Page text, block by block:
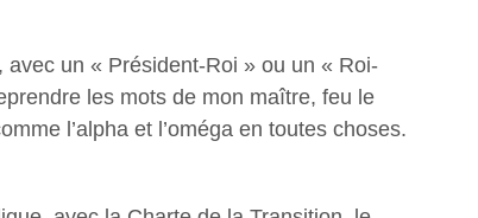
avec un « Président-Roi » ou un « Roi-
les mots de mon maître, feu le
l’alpha et l’oméga en toutes choses.